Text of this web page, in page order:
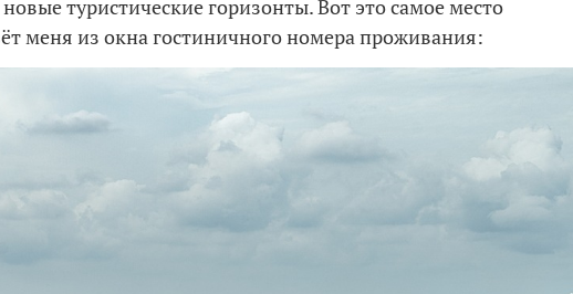
туристические горизонты. Вот это самое место
меня из окна гостиничного номера проживания: